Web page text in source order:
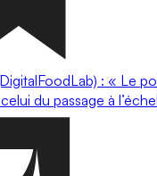
: « Le
du passage à